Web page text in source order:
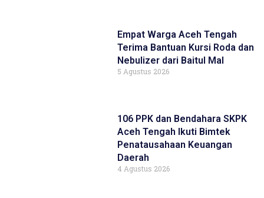
Empat Warga Aceh Tengah
Terima Bantuan Kursi Roda dan
Nebulizer dari Baitul Mal
5 Agustus 2026
106 PPK dan Bendahara SKPK
Aceh Tengah Ikuti Bimtek
Penatausahaan Keuangan
Daerah
4 Agustus 2026